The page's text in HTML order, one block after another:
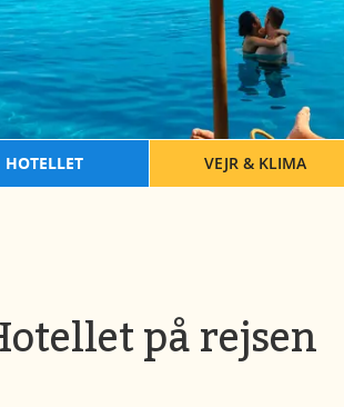
HOTELLET VEJR & KLIMA
på rejsen